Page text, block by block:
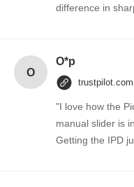
difference in
O
O*p
trustpilot.com
"I love how the
manual slider is
Getting the IPD